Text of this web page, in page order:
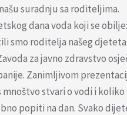
suradnju sa roditeljima.
dana voda koji se
smo roditelja našeg
za javno zdravstvo
Zanimljivom
mnoštvo stvari o vodi i koliko
popiti na dan. Svako